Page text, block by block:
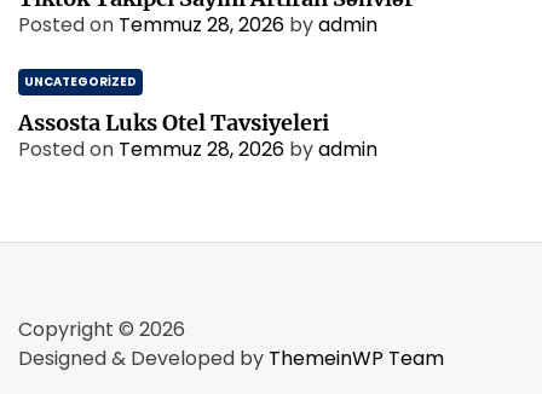
Posted on Temmuz 28, 2026 byadmin
UNCATEGORIZED
Assosta Luks Otel Tavsiyeleri
Posted on Temmuz 28, 2026 byadmin
Copyright © 2026
Designed & Developed by ThemeinWP Team